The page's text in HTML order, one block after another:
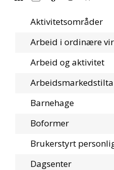
Aktivitetsområder
Arbeid i ordinære
Arbeid og aktivitet
Barnehage
Boformer
Brukerstyrt
Dagsenter